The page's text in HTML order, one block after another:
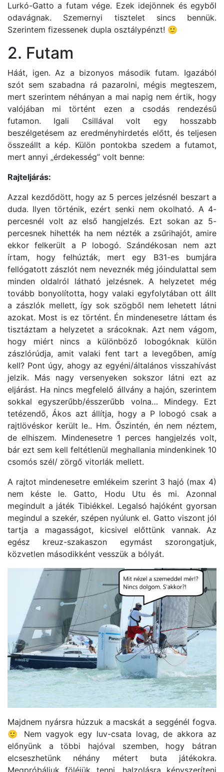
Lurkó-Gatto a futam vége. Ezek idejönnek és egyből
odavágnak. Szemernyi tisztelet sincs bennük.
Szerintem fizessenek dupla osztálypénzt! 🙂
2. Futam
Háát, igen. Az a bizonyos második futam. Igazából
szót sem szabadna rá pazarolni, mégis megteszem,
mert szerintem néhányan a mai napig nem értik, hogy
valójában mi történt ezen a csodás rendezésű
futamon. Igali Csillával volt egy hosszabb
beszélgetésem az eredményhirdetés előtt, és teljesen
összeállt a kép. Külön pontokba szedem a futamot,
mert annyi „érdekesség” volt benne:
Rajteljárás:
Azzal kezdődött, hogy az 5 perces jelzésnél beszart a
duda. Ilyen történik, ezért senki nem okolható. A 4-
percesnél volt az első hangjelzés. Ezt sokan az 5-
percesnek hihették ha nem nézték a zsűrihajót, amire
ekkor felkerült a P lobogó. Szándékosan nem azt
írtam, hogy felhúzták, mert egy B31-es bumjára
fellógatott zászlót nem neveznék még jóindulattal sem
minden oldalról látható jelzésnek. A helyzetet még
tovább bonyolította, hogy valaki egyfolytában ott állt
a zászlók mellett, így sok szögből nem lehetett látni
azokat. Most is ez történt. Én mindenesetre láttam és
tisztáztam a helyzetet a srácoknak. Azt nem vágom,
hogy miért nincs a különböző lobogóknak külön
zászlórúdja, amit valaki fent tart a levegőben, amíg
kell? Pont úgy, ahogy az egyéni/általános visszahívást
jelzik. Más nagy versenyeken sokszor látni ezt az
eljárást. Ha nincs megfelelő állvány a hajón, szerintem
sokkal egyszerűbb/ésszerűbb volna… Mindegy. Ezt
tetézendő, Ákos azt állítja, hogy a P lobogó csak a
rajtlövéskor került le.. Hm. Őszintén, én nem néztem,
de elhiszem. Mindenesetre 1 perces hangjelzés volt,
bár ezt sem kell feltétlenül meghallania mindenkinek 10
csomós szél/ zörgő vitorlák mellett.
A rajtot mindenesetre emlékeim szerint 3 hajó (max 4)
nem késte le. Gatto, Hodu Utu és mi. Azonnal
megindult a játék Tibiékkel. Legalsó hajóként gyorsan
megindul a szekér, szépen nyúlunk el. Gatto viszont jól
tartja a magasságot, kicsivel előttünk vannak. Az
egész kreuz-szakaszon egymást szorongatjuk,
közvetlen másodikként vesszük a bólyát.
Majdnem nyársra húzzuk a macskát a seggénél fogva.
🙂 Nem vagyok egy luv-csata lovag, de akkora az
előnyünk a többi hajóval szemben, hogy bátran
elcseszhetünk néhány métert buta játékokra.